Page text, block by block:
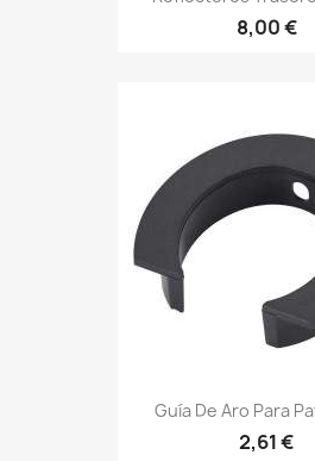
8,00 €
Guía De Aro Para
2,61 €